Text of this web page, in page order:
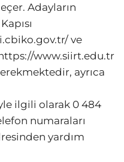
Adayların
ve
www.siirt.edu.tr
ayrıca
ilgili olarak 0 484
numaraları
yardım